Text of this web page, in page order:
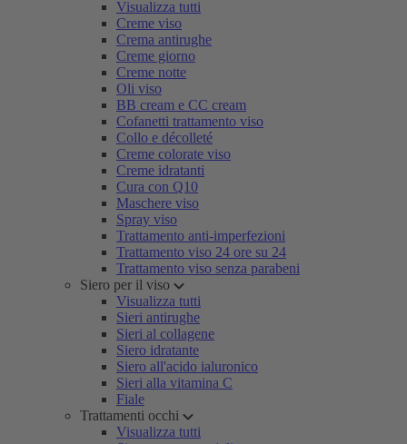
Visualizza tutti
Creme viso
Crema antirughe
Creme giorno
Creme notte
Oli viso
BB cream e CC cream
Cofanetti trattamento viso
Collo e décolleté
Creme colorate viso
Creme idratanti
Cura con Q10
Maschere viso
Spray viso
Trattamento anti-imperfezioni
Trattamento viso 24 ore su 24
Trattamento viso senza parabeni
Siero per il viso
Visualizza tutti
Sieri antirughe
Sieri al collagene
Siero idratante
Siero all'acido ialuronico
Sieri alla vitamina C
Fiale
Trattamenti occhi
Visualizza tutti